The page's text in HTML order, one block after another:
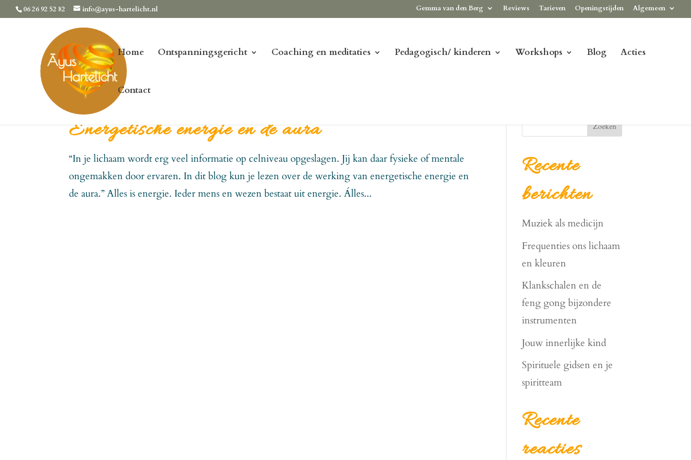
06 26 92 52 82 info@ayus-hartelicht.nl Gemma van den Berg Reviews Tarieven Openingstijden Algemeen
Home Ontspanningsgericht Coaching en meditaties Pedagogisch/ kinderen Workshops Blog Acties
Contact
Energetische energie en de aura
“In je lichaam wordt erg veel informatie op celniveau opgeslagen. Jij kan daar fysieke of mentale
ongemakken door ervaren. In dit blog kun je lezen over de werking van energetische energie en
de aura.” Alles is energie. Ieder mens en wezen bestaat uit energie. Álles...
Zoeken
Recente
berichten
Muziek als medicijn
Frequenties ons lichaam
en kleuren
Klankschalen en de
feng gong bijzondere
instrumenten
Jouw innerlijke kind
Spirituele gidsen en je
spiritteam
Recente
reacties